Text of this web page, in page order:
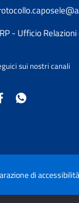
- Ufficio
sui nostri canali
di accessibilità